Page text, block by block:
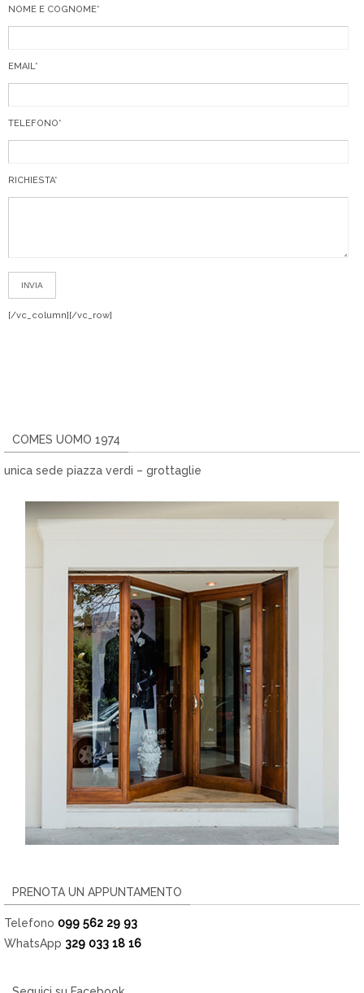
NOME E COGNOME*
EMAIL*
TELEFONO*
RICHIESTA*
[/vc_column][/vc_row]
COMES UOMO 1974
unica sede piazza verdi – grottaglie
PRENOTA UN APPUNTAMENTO
Telefono 099 562 29 93
WhatsApp 329 033 18 16